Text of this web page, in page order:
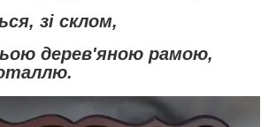
зі склом,
дерев'яною рамою,